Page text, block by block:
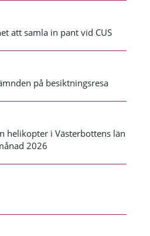
att samla in pant vid CUS
på besiktningsresa
helikopter i Västerbottens län
2026